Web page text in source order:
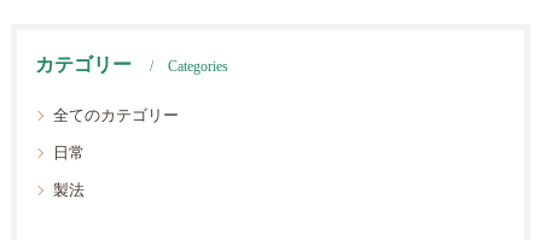
カテゴリー Categories
全てのカテゴリー
日常
製法